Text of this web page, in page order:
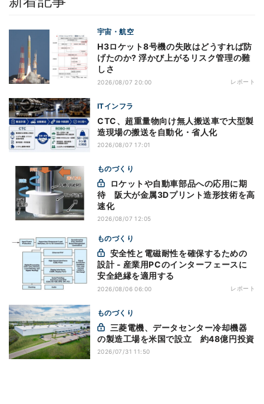
宇宙・航空
H3ロケット8号機の失敗はどうすれば防
げたのか? 浮かび上がるリスク管理の難
しさ
2026/08/07 20:00 レポート
ITインフラ
CTC、超重量物向け無人搬送車で大型製
造現場の搬送を自動化・省人化
2026/08/07 17:01
ものづくり
待 阪大が金属3Dプリント造形技術を高
速化
2026/08/07 12:05
ものづくり
設計 - 産業用PCのインターフェースに
安全絶縁を適用する
2026/08/06 06:00 レポート
ものづくり
の製造工場を米国で設立 約48億円投資
2026/07/31 11:50